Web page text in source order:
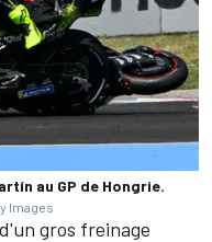
au GP de Hongrie.
Images
gros freinage